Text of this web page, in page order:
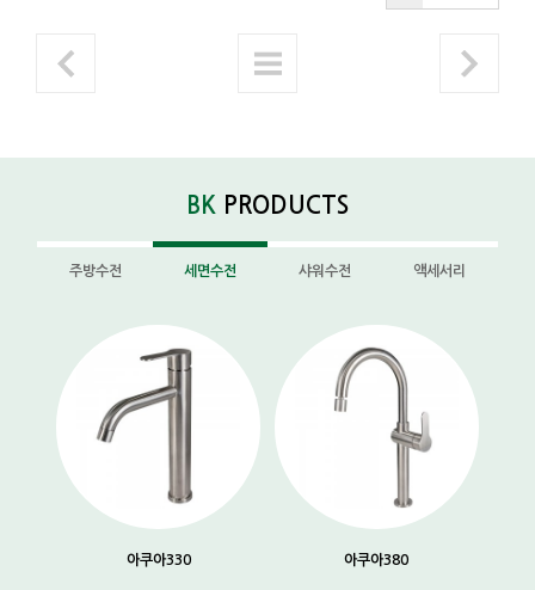
BK PRODUCTS
주방수전 세면수전 샤워수전 액세서리
아쿠아330 아쿠아380